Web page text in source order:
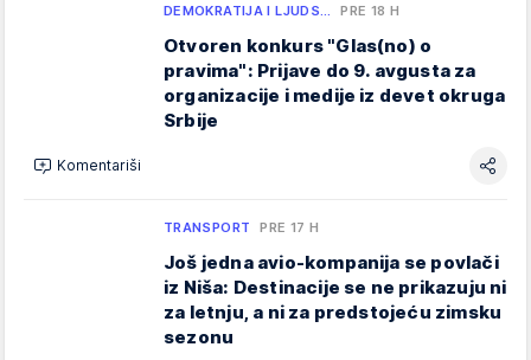
DEMOKRATIJA I LJUDS… PRE 18 H
Otvoren konkurs "Glas(no) o
pravima": Prijave do 9. avgusta za
organizacije i medije iz devet okruga
Srbije
Komentariši
TRANSPORT PRE 17 H
Još jedna avio-kompanija se povlači
iz Niša: Destinacije se ne prikazuju ni
za letnju, a ni za predstojeću zimsku
sezonu